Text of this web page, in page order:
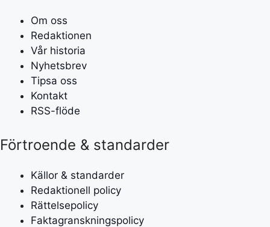
Om oss
Redaktionen
Vår historia
Nyhetsbrev
Tipsa oss
Kontakt
RSS-flöde
Förtroende & standarder
Källor & standarder
Redaktionell policy
Rättelsepolicy
Faktagranskningspolicy